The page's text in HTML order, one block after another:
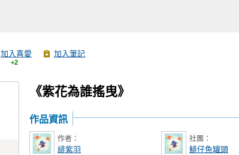
加入喜愛
+2
加入筆記
《紫花為誰搖曳》
作品資訊
作者：
緋紫羽
社團：
鯡仔魚罐頭